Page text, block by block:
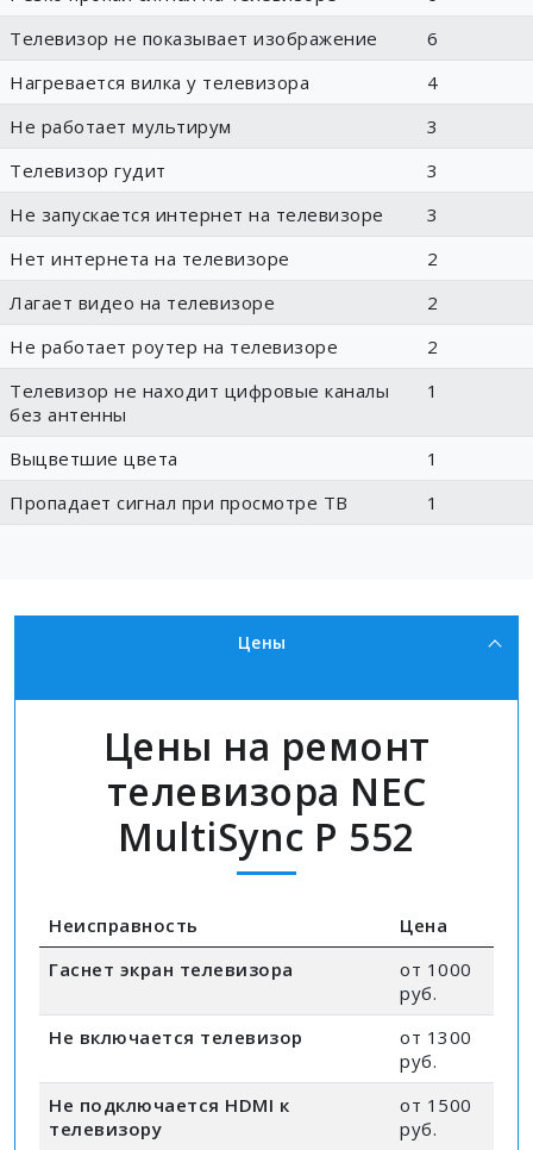
Телевизор не показывает изображение
6
Нагревается вилка у телевизора
4
Не работает мультирум
3
Телевизор гудит
3
Не запускается интернет на телевизоре
3
Нет интернета на телевизоре
2
Лагает видео на телевизоре
2
Не работает роутер на телевизоре
2
Телевизор не находит цифровые каналы
без антенны
1
Выцветшие цвета
1
Пропадает сигнал при просмотре ТВ
1
Цены
Цены на ремонт
телевизора NEC
MultiSync P 552
Неисправность
Цена
Гаснет экран телевизора
от 1000
руб.
Не включается телевизор
от 1300
руб.
Не подключается HDMI к
телевизору
от 1500
руб.